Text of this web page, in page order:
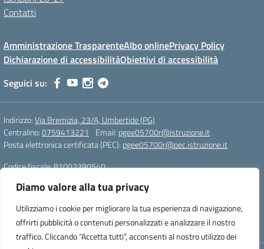
Diamo valore alla tua privacy
Utilizziamo i cookie per migliorare la tua esperienza di navigazione,
offrirti pubblicità o contenuti personalizzati e analizzare il nostro
traffico. Cliccando “Accetta tutti”, acconsenti al nostro utilizzo dei
Contatti
Amministrazione TrasparenteAlbo onlinePrivacy Policy
Dichiarazione di accessibilitàObiettivi di accessibilità
Seguici su:
Indirizzo:Via Bremizia, 23/A, Umbertide (PG)
Centralino:0759413221 Email: pgee05700r@istruzione.it
Posta elettronica certificata (PEC): pgee05700r@pec.istruzione.it
Codice fiscale: 81002390540
Codice Indice delle Pubbliche Amministrazioni (IPA): istsc_pgee05700r
Codice unico di fatturazione (CUF): UF893J
Sito realizzato da Oxfirm s.r.l.